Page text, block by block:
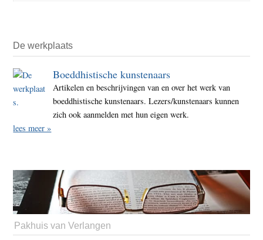
De werkplaats
Boeddhistische kunstenaars
Artikelen en beschrijvingen van en over het werk van
boeddhistische kunstenaars. Lezers/kunstenaars kunnen
zich ook aanmelden met hun eigen werk.
lees meer »
Pakhuis van Verlangen